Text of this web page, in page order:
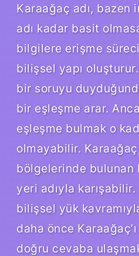
Karaağaç adı, bazen
adı kadar basit
bilgilere erişme
bilişsel yapı
bir soruyu
bir eşleşme arar.
eşleşme bulmak o
olmayabilir.
bölgelerinde bulunan
yeri adıyla karışabilir.
bilişsel yük
daha önce
doğru cevaba